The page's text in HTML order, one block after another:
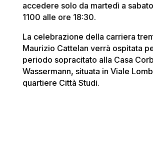
accedere solo da martedì a
1100 alle ore 18:30.
La celebrazione della carriera
Maurizio Cattelan verrà ospitata
periodo sopracitato alla Casa
Wassermann, situata in Viale
quartiere Città Studi.